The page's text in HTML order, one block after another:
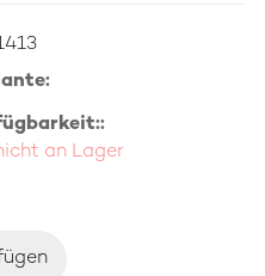
an Lager